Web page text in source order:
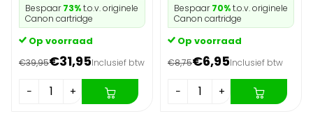
Bespaar73%t.o.v. originele
Canon cartridge
Op voorraad
€39,95€31,95Inclusief btw
− +
Bespaar70%t.o.v. originele
Canon cartridge
Op voorraad
€8,75€6,95Inclusief btw
− +